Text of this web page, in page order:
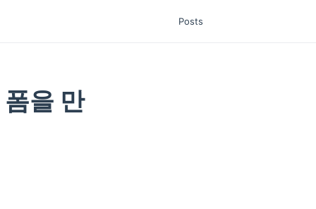
Posts
을 만